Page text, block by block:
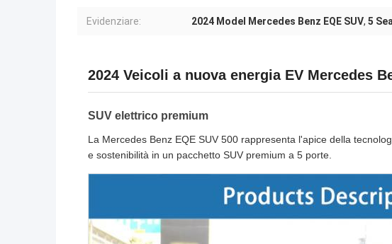
Evidenziare: 2024 Model Mercedes Benz EQE SUV, 5
2024 Veicoli a nuova energia EV Mercedes
SUV elettrico premium
La Mercedes Benz EQE SUV 500 rappresenta l'apice della
e sostenibilità in un pacchetto SUV premium a 5 porte.